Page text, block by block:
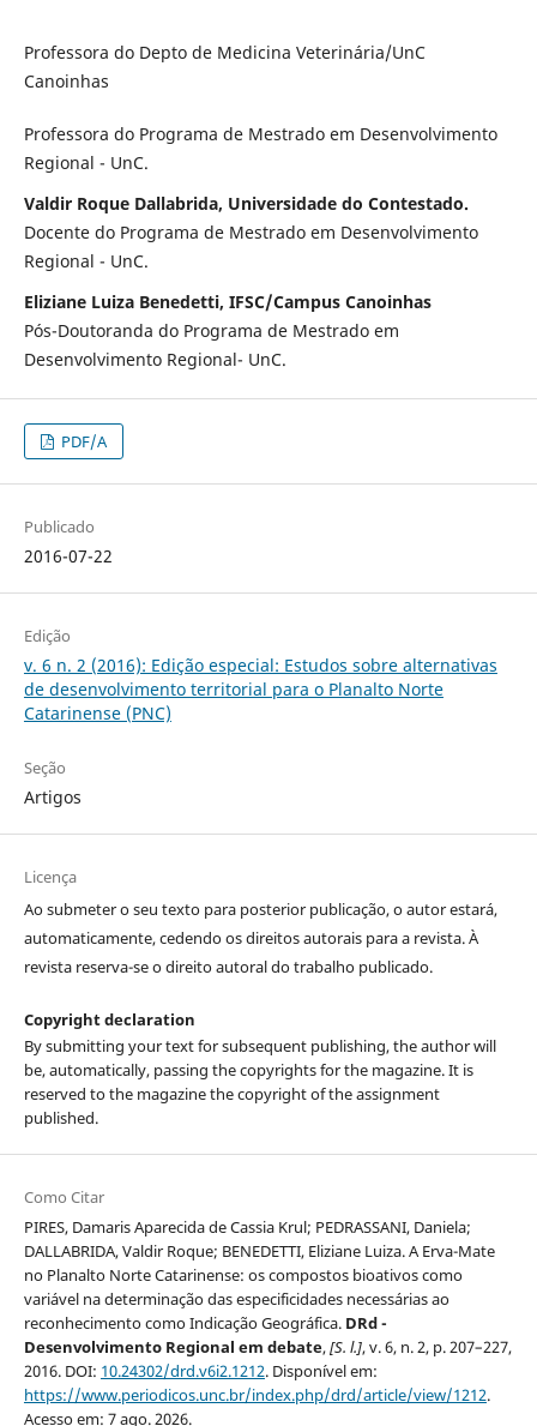
Professora do Depto de Medicina Veterinária/UnC
Canoinhas
Professora do Programa de Mestrado em Desenvolvimento
Regional - UnC.
Valdir Roque Dallabrida, Universidade do Contestado.
Docente do Programa de Mestrado em Desenvolvimento
Regional - UnC.
Eliziane Luiza Benedetti, IFSC/Campus Canoinhas
Pós-Doutoranda do Programa de Mestrado em
Desenvolvimento Regional- UnC.
PDF/A
Publicado
2016-07-22
Edição
v. 6 n. 2 (2016): Edição especial: Estudos sobre alternativas
de desenvolvimento territorial para o Planalto Norte
Catarinense (PNC)
Seção
Artigos
Licença
Ao submeter o seu texto para posterior publicação, o autor estará,
automaticamente, cedendo os direitos autorais para a revista. À
revista reserva-se o direito autoral do trabalho publicado.
Copyright declaration
By submitting your text for subsequent publishing, the author will
be, automatically, passing the copyrights for the magazine. It is
reserved to the magazine the copyright of the assignment
published.
Como Citar
PIRES, Damaris Aparecida de Cassia Krul; PEDRASSANI, Daniela;
DALLABRIDA, Valdir Roque; BENEDETTI, Eliziane Luiza. A Erva-Mate
no Planalto Norte Catarinense: os compostos bioativos como
variável na determinação das especificidades necessárias ao
reconhecimento como Indicação Geográfica. DRd -
Desenvolvimento Regional em debate,[S. l.], v. 6, n. 2, p. 207–227,
2016. DOI: 10.24302/drd.v6i2.1212. Disponível em:
https://www.periodicos.unc.br/index.php/drd/article/view/1212.
Acesso em: 7 ago. 2026.